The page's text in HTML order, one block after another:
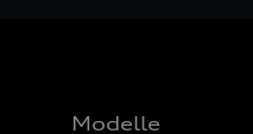
Modelle